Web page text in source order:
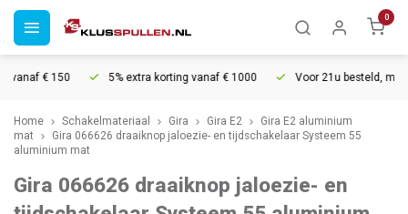
0
€ 150 5% extra korting vanaf € 1000 Voor 21u besteld,
Home Schakelmateriaal Gira Gira E2
Gira E2 aluminium
mat
Gira 066626 draaiknop jaloezie- en tijdschakelaar Systeem 55
aluminium mat
Gira 066626 draaiknop jaloezie- en